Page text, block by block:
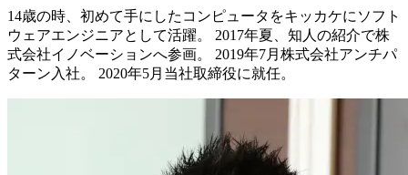
14歳の時、初めて手にしたコンピュータをキッカケにソフト
ウェアエンジニアとして活躍。 2017年夏、知人の紹介で株
式会社イノベーションへ参画。 2019年7月株式会社アンチパ
ターン入社。 2020年5月当社取締役に就任。